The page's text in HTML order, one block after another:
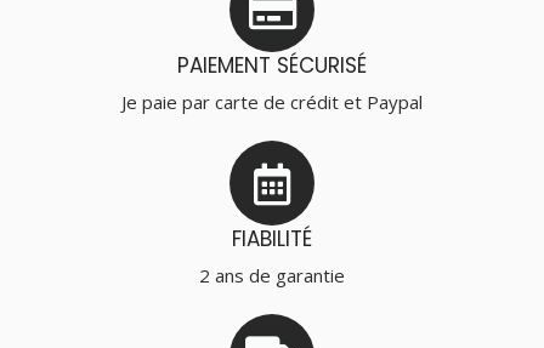
PAIEMENT SÉCURISÉ
Je paie par carte de crédit et Paypal
FIABILITÉ
2 ans de garantie